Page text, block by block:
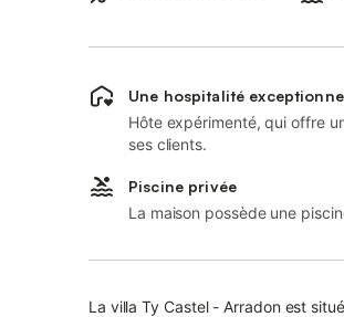
Une hospitalité
Hôte expérimenté, qui offre
ses clients.
Piscine privée
La maison possède une
La villa Ty Castel - Arradon est